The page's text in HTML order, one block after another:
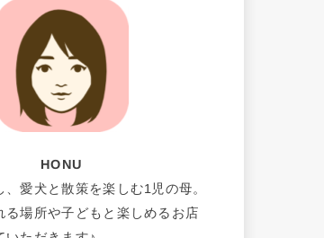
HONU
愛犬と散策を楽しむ1児の母。
る場所や子どもと楽しめるお店